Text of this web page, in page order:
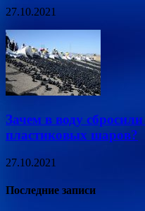
27.10.2021
Зачем в воду
пластиковых шаров?
27.10.2021
Последние записи